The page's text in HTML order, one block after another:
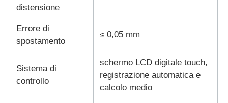
distensione
Errore di
spostamento
≤ 0,05 mm
Sistema di
controllo
schermo LCD digitale touch,
registrazione automatica e
calcolo medio